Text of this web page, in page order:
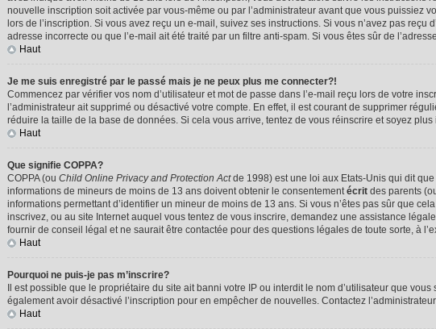
nouvelle inscription soit activée par vous-même ou par l’administrateur avant que vous puissiez
lors de l’inscription. Si vous avez reçu un e-mail, suivez ses instructions. Si vous n’avez pas reçu
adresse incorrecte ou que l’e-mail ait été traité par un filtre anti-spam. Si vous êtes sûr de
Haut
Je me suis enregistré par le passé mais je ne peux plus me connecter?!
Commencez par vérifier vos nom d’utilisateur et mot de passe dans l’e-mail reçu lors de votre
l’administrateur ait supprimé ou désactivé votre compte. En effet, il est courant de supprimer
réduire la taille de la base de données. Si cela vous arrive, tentez de vous réinscrire et soyez
Haut
Que signifie COPPA?
COPPA (ou Child Online Privacy and Protection Actde 1998) est une loi aux Etats-Unis qui dit
informations de mineurs de moins de 13 ans doivent obtenir le consentementécrit des parents
informations permettant d’identifier un mineur de moins de 13 ans. Si vous n’êtes pas sûr que
inscrivez, ou au site Internet auquel vous tentez de vous inscrire, demandez une assistance
fournir de conseil légal et ne saurait être contactée pour des questions légales de toute sorte, à
Haut
Pourquoi ne puis-je pas m’inscrire?
Il est possible que le propriétaire du site ait banni votre IP ou interdit le nom d’utilisateur que
également avoir désactivé l’inscription pour en empêcher de nouvelles. Contactez
Haut